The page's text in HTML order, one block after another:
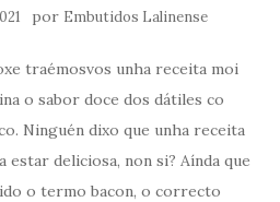
por Embutidos Lalinense
traémosvos unha receita moi
o sabor doce dos dátiles co
Ninguén dixo que unha receita
deliciosa, non si? Aínda que
o termo bacon, o correcto